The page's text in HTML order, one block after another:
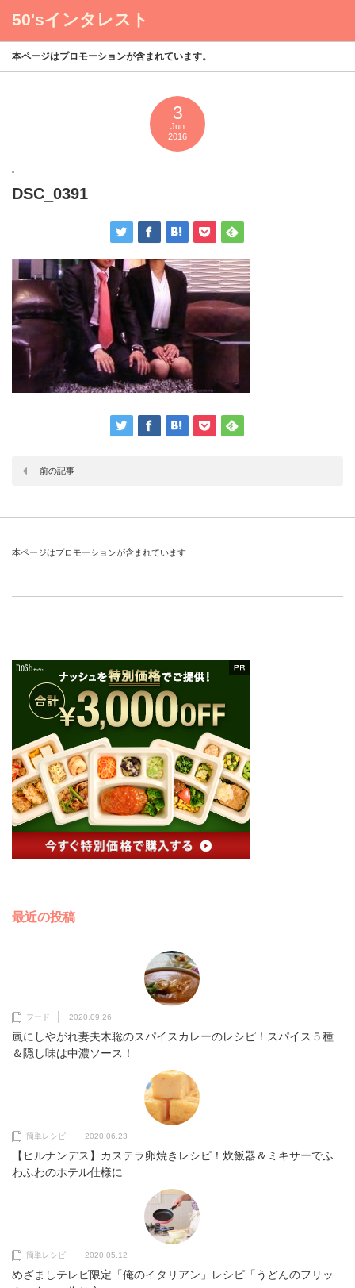
50'sインタレスト
本ページはプロモーションが含まれています。
3
Jun
2016
DSC_0391
前の記事
本ページはプロモーションが含まれています
最近の投稿
フード 2020.09.26
嵐にしやがれ妻夫木聡のスパイスカレーのレシピ！スパイス５種
＆隠し味は中濃ソース！
簡単レシピ 2020.06.23
【ヒルナンデス】カステラ卵焼きレシピ！炊飯器＆ミキサーでふ
わふわのホテル仕様に
簡単レシピ 2020.05.12
めざましテレビ限定「俺のイタリアン」レシピ「うどんのフリッ